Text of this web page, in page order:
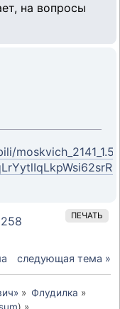
на вопросы
ПЕЧАТЬ
258
следующая тема »
» Флудилка »
) »